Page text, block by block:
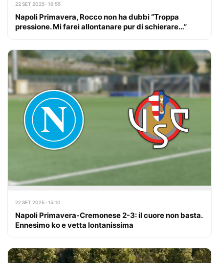
22 SET 2025 · 16:55
Napoli Primavera, Rocco non ha dubbi “Troppa
pressione. Mi farei allontanare pur di schierare…”
22 SET 2025 · 15:10
Napoli Primavera-Cremonese 2-3: il cuore non basta.
Ennesimo ko e vetta lontanissima